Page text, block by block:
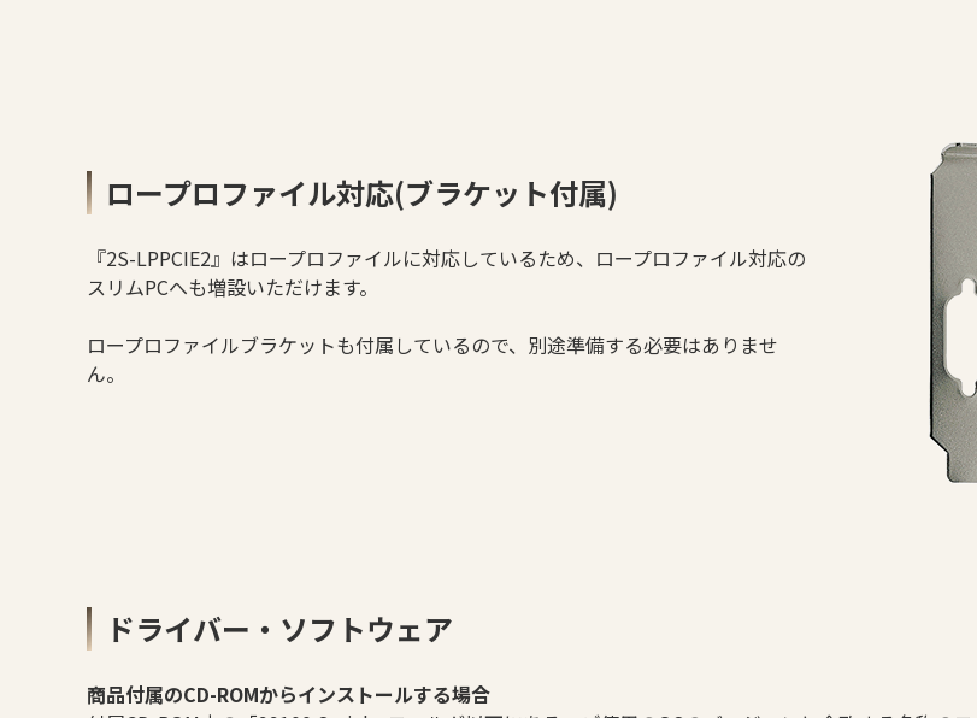
ロープロファイル対応(ブラケット付属)
『2S-LPPCIE2』はロープロファイルに対応しているため、ロープロファイル対応の
スリムPCへも増設いただけます。
ロープロファイルブラケットも付属しているので、別途準備する必要はありませ
ん。
ドライバー・ソフトウェア
商品付属のCD-ROMからインストールする場合